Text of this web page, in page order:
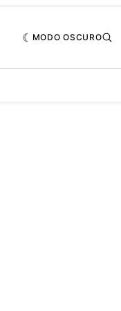
MODO OSCURO